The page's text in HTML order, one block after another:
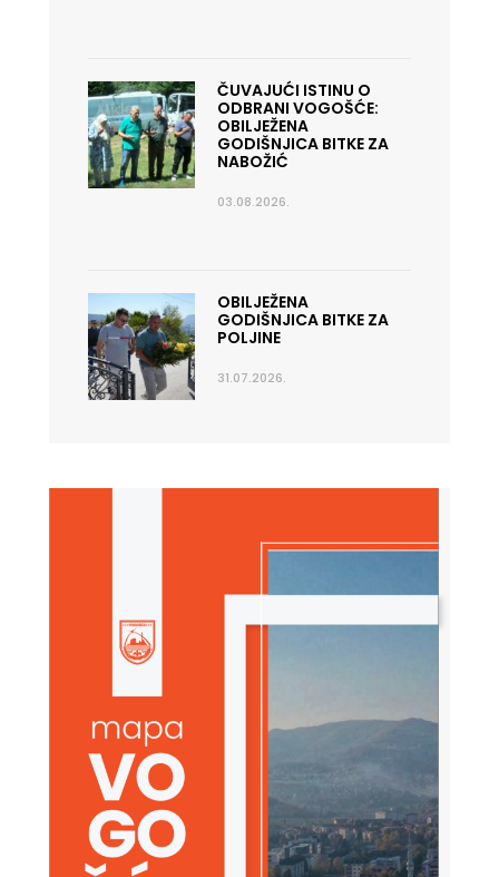
ČUVAJUĆI ISTINU O
ODBRANI VOGOŠĆE:
OBILJEŽENA
GODIŠNJICA BITKE ZA
NABOŽIĆ
03.08.2026.
OBILJEŽENA
GODIŠNJICA BITKE ZA
POLJINE
31.07.2026.